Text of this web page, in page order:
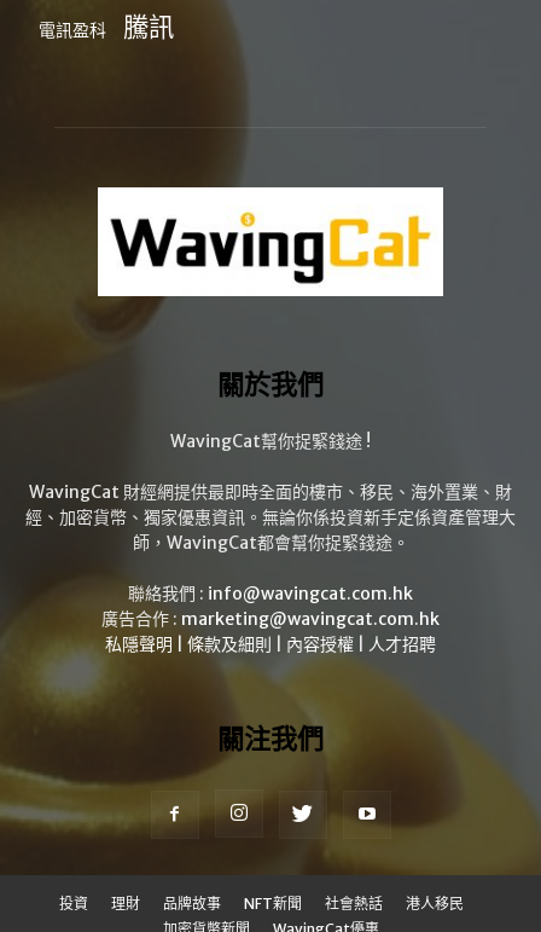
電訊盈科 騰訊
關於我們
WavingCat幫你捉緊錢途 !
WavingCat 財經網提供最即時全面的樓市、移民、海外置業、財
經、加密貨幣、獨家優惠資訊。無論你係投資新手定係資產管理大
師，WavingCat都會幫你捉緊錢途。
聯絡我們 : info@wavingcat.com.hk
廣告合作 : marketing@wavingcat.com.hk
私隱聲明
條款及細則 內容授權 人才招聘
關注我們
投資 理財 品牌故事 NFT新聞 社會熱話
港人移民